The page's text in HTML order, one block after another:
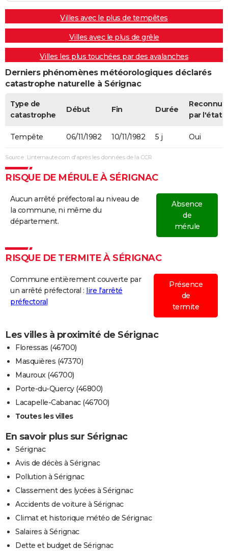
Villes avec le plus de tempêtes
Villes avec le plus de grêle
Villes les plus touchées par des avalanches
Derniers phénomènes météorologiques déclarés
catastrophe naturelle à Sérignac
Type de
catastrophe
Début Fin Durée
Reconnue
par l'état
Tempête 06/11/1982 10/11/1982 5 j Oui
Source : Linternaute.com d'après les données de la CCR
RISQUE DE MÉRULE À SÉRIGNAC
Aucun arrêté préfectoral au niveau de
la commune, ni même du
département.
Absence
de
mérule
RISQUE DE TERMITE À SÉRIGNAC
Commune entièrement couverte par
un arrêté préfectoral : lire l'arrêté
préfectoral
Présence
de
termite
Les villes à proximité de Sérignac
Floressas (46700)
Masquières (47370)
Mauroux (46700)
Porte-du-Quercy (46800)
Lacapelle-Cabanac (46700)
Toutes les villes
En savoir plus sur Sérignac
Sérignac
Avis de décès à Sérignac
Pollution à Sérignac
Classement des lycées à Sérignac
Accidents de voiture à Sérignac
Climat et historique météo de Sérignac
Salaires à Sérignac
Dette et budget de Sérignac